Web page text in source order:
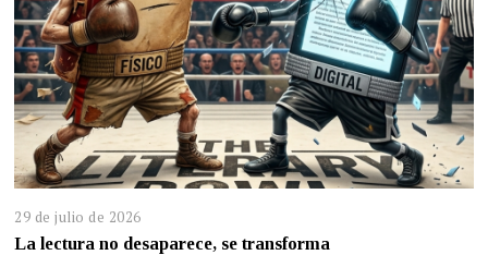
29 de julio de 2026
La lectura no desaparece, se transforma